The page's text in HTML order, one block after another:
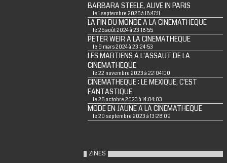
BARBARA STEELE, ALIVE IN PARIS
le 1 septembre 2025 à 18:47:11
LA FIN DU MONDE A LA CINEMATHEQUE
le 25 août 2024 à 23:18:55
PETER WEIR A LA CINEMATHEQUE
le 9 mars 2024 à 23:24:53
LES MARTIENS A L'ASSAUT DE LA
CINEMATHEQUE
le 22 novembre 2023 à 22:04:00
CINEMATHEQUE : LE MEXIQUE, C'EST
FANTASTIQUE
le 25 octobre 2023 à 14:04:03
MODE EN JAUNE A LA CINEMATHEQUE
le 20 septembre 2023 à 13:28:09
ZINES